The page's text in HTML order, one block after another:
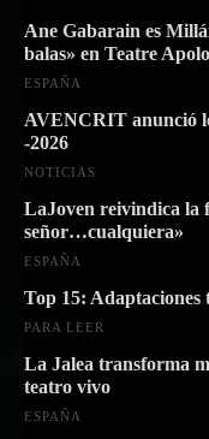
Ane Gabarain es
balas» en Teatre Apolo
ESPAÑA
AVENCRIT anunció
-2026
NOTICIAS
LaJoven reivindica la
señor…cualquiera»
ESPAÑA
Top 15: Adaptaciones
PARA LEER
La Jalea transforma
teatro vivo
ESPAÑA